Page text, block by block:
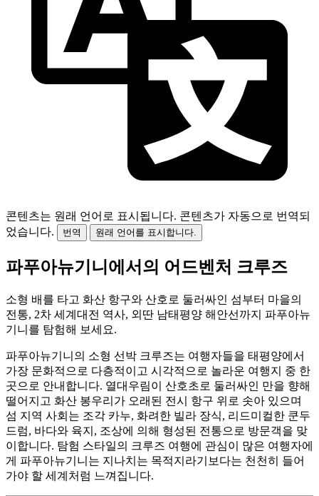
콘텐츠는 원래 언어로 표시됩니다. 콘텐츠가 자동으로 번역되
었습니다.
번역 원래 언어를 표시합니다.
파푸아뉴기니에서의 어드벤처 크루즈
소형 배를 타고 화산 항구와 산호로 둘러싸인 섬부터 마을의
전통, 2차 세계대전 역사, 외딴 남태평양 해안선까지 파푸아뉴
기니를 탐험해 보세요.
파푸아뉴기니의 소형 선박 크루즈는 여행자들을 태평양에서
가장 문화적으로 다층적이고 시각적으로 놀라운 여행지 중 한
곳으로 안내합니다. 열대우림이 산호초로 둘러싸인 만을 향해
떨어지고 화산 봉우리가 오래된 전시 항구 위로 솟아 있으며
섬 지역 사회는 조각 카누, 화려한 빌라 장식, 리드미컬한 쿤두
드럼, 바다와 육지, 조상에 의해 형성된 전통으로 방문객을 맞
이합니다. 탐험 스타일의 크루즈 여행에 관심이 많은 여행자에
게 파푸아뉴기니는 지나치는 목적지라기보다는 천천히 들어
가야 할 세계처럼 느껴집니다.